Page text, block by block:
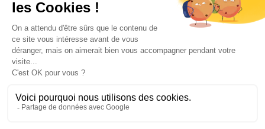
Contactez-nous
ACCÉDEZ AU SITE AFPAC.ORG